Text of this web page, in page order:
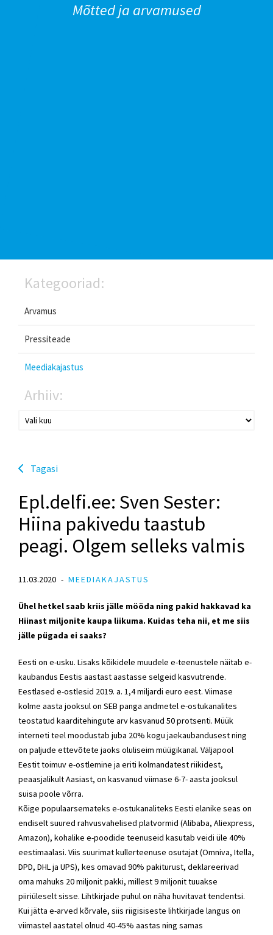
Mõtted ja arvamused
Kategooriad:
Arvamus
Pressiteade
Meediakajastus
Arhiiv:
Tagasi
Epl.delfi.ee: Sven Sester:
Hiina pakivedu taastub
peagi. Olgem selleks valmis
11.03.2020 MEEDIAKAJASTUS
Ühel hetkel saab kriis jälle mööda ning pakid hakkavad ka
Hiinast miljonite kaupa liikuma. Kuidas teha nii, et me siis
jälle pügada ei saaks?
Eesti on e-usku. Lisaks kõikidele muudele e-teenustele näitab e-
kaubandus Eestis aastast aastasse selgeid kasvutrende.
Eestlased e-ostlesid 2019. a. 1,4 miljardi euro eest. Viimase
kolme aasta jooksul on SEB panga andmetel e-ostukanalites
teostatud kaarditehingute arv kasvanud 50 protsenti. Müük
interneti teel moodustab juba 20% kogu jaekaubandusest ning
on paljude ettevõtete jaoks oluliseim müügikanal. Väljapool
Eestit toimuv e-ostlemine ja eriti kolmandatest riikidest,
peaasjalikult Aasiast, on kasvanud viimase 6-7- aasta jooksul
suisa poole võrra.
Kõige populaarsemateks e-ostukanaliteks Eesti elanike seas on
endiselt suured rahvusvahelised platvormid (Alibaba, Aliexpress,
Amazon), kohalike e-poodide teenuseid kasutab veidi üle 40%
eestimaalasi. Viis suurimat kullerteenuse osutajat (Omniva, Itella,
DPD, DHL ja UPS), kes omavad 90% pakiturust, deklareerivad
oma mahuks 20 miljonit pakki, millest 9 miljonit tuuakse
piiriüleselt sisse. Lihtkirjade puhul on näha huvitavat tendentsi.
Kui jätta e-arved kõrvale, siis riigisiseste lihtkirjade langus on
viimastel aastatel olnud 40-45% aastas ning samas